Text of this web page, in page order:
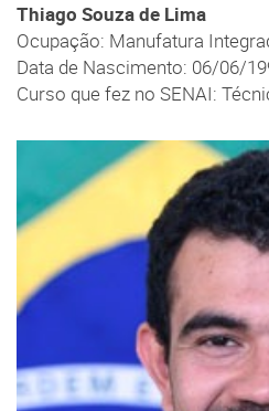
Thiago Souza de Lima
Ocupação: Manufatura
Data de Nascimento: 06/06/
Curso que fez no SENAI: